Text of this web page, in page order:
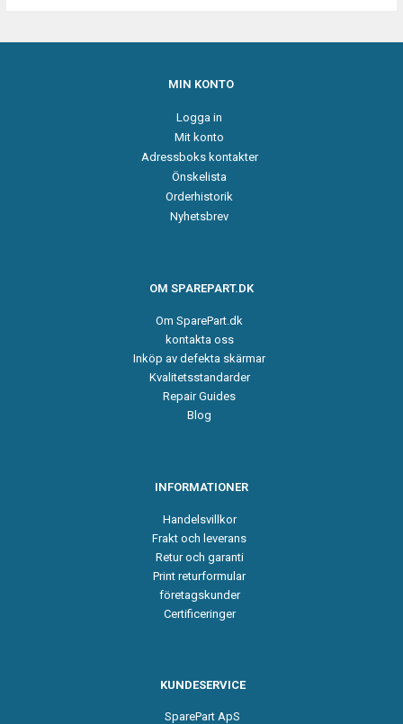
MIN KONTO
Logga in
Mit konto
Adressboks kontakter
Önskelista
Orderhistorik
Nyhetsbrev
OM SPAREPART.DK
Om SparePart.dk
kontakta oss
Inköp av defekta skärmar
Kvalitetsstandarder
Repair Guides
Blog
INFORMATIONER
Handelsvillkor
Frakt och leverans
Retur och garanti
Print returformular
företagskunder
Certificeringer
KUNDESERVICE
SparePart ApS